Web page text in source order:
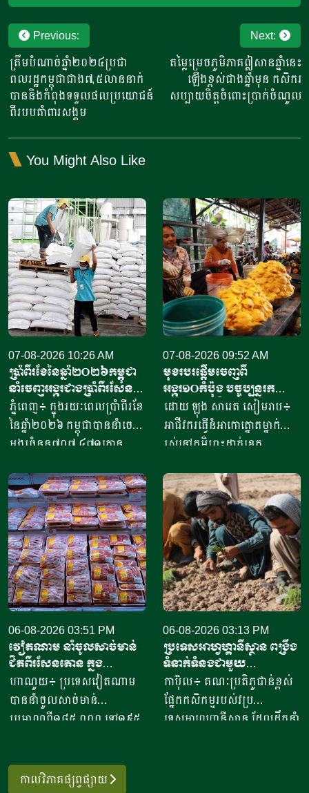
Post
navigation
Previous:
ត្រឹមបំណាច់ឆ្នាំ២០២៤ប្រជា
ពលរដ្ឋកម្ពុជាជាង៧,៥លាននាក់
បាននិងកំពុងទទួលផលប្រយោជន៍
ពីរបបគាំពារសង្គម
Next:
តម្លៃម្រេចភូមិភាគឦសានឆ្នាំនេះ
ឡើងខ្ពស់ជាងឆ្នាំមុន កសិករ
សប្បាយចិត្តចំពោះប្រាក់ចំណូល
You Might Also Like
07-08-2026 10:26 AM
ប្រាំពីរខែនៃឆ្នាំ​២០២៦កម្ពុជា
នាំចេញអង្ករជាងប្រាំពីរសែន​
តោន គិតជាទឹកប្រាក់​
ជាង៤១៥លានដុល្លារ
ភ្នំពេញ៖ ក្នុងរយៈពេលប្រាំពីរខែ
នៃឆ្នាំ២០២៦ កម្ពុជាបាននាំចេញ
អង្ករចំនួន៧០៧ ៤៧១តោន​
ចំនួន៦១ក្រុមហ៊ុន ដោយនាំ
ចេញទៅកាន់គោលដៅចំនួន៦៦
ដែលក្នុងនោះទៅកាន់បណ្តា
ប្រទេសនៅក្នុងតំបន់អឺរ៉ុប
ចំនួន៣៣ ​បានបរិមាណអង្ករ
ចំនួន២០៧ ១៥៧តោន គិតជា
ទឹកប្រាក់ចំនួន១៥៦,៤៥​លាន
ដុល្លារ។ ឧកញ៉ា ឡាយ ឈុនហួ
ប្រធានសហព័ន្ធស្រូវអង្ករកម្ពុជា
បានមានប្រសាសន៍ថា ការនាំ
ចេញអង្ករសម្រាប់ឆ្នាំ២០២៦នេះ
នឹងសម្រេចបានជោគជ័យតាម
ផែនការ ហើយ​មិនមានបញ្ហាអ្វី
ចោទនោះទេ ជាពិសេស ស្រប
រដ្ឋាភិបាល ដឹកនាំរបស់ស
07-08-2026 09:52 AM
មុខរបរផ្តើមចេញពី
អង្ករ១០កំប៉ុង​ បច្ចុប្បន្ន​រក
ចំណូលបាន​ជិត១០លានរៀល
ក្នុងមួយថ្ងៃ
ដោយ ឡុង សារេត​ សៀមរាប៖ ​
អាជីវករ​​ធ្វើនំអាកោត្នោត​ម្នាក់
រស់នៅភូមិព្រះដាក់ខេត្ត
ចាប់ផ្តើម​ដំបូង​ចេញពីអង្ករ​
១០កំប៉ុង ឬមានទម្ងន់​ប្រហែល​បី
គីឡូក្រាម រហូតមកដល់ឆ្នាំ​
២០២៦នេះ អាច​លក់នំបាន​ពី៤
០០០ ទៅ​៨០០០នំ​ គិតជាប្រាក់
ចំណូលសរុបបានពីបីលានដល់​
ប្រាំបីលានរៀល​ក្នុងមួយថ្ងៃ​។ អ្នក
ស្រី ថ្លុង ថាន ម្ចាស់ហាង​យីហោ
“អាកោត្នោតព្រះដាក់” នៅឃុំព្រះ
ដាក់​ ស្រុក​បន្ទាយស្រី ខេត្ត
សៀមរាប​ បានឱ្យដឹង​ថា មុខរបរ
ធ្វើនំអាកោត្នោត​លក់ជូនប្រជា
ពលរដ្ឋនិងភ្ញៀវទេសចរណ៍
អន្តរជាតិ​ ក្នុងពេលសព្វថ្ងៃនេះ
06-08-2026 03:51 PM
វៀតណាម នាំចូលសាច់មាន់
ជិតពីរសែនតោន ក្នុង
ឆមាសទី១ ដោយភាគច្រើននាំ
ចូលពីអាម៉េរិក
ហាណូយ៖ ប្រទេសវៀតណាម
បាននាំចូលសាច់មាន់
ប្រមាណពី១៨៥ ០០០ ទៅ១៩៥
នាំចូលពីសហរដ្ឋអាម៉េរិក មាន
06-08-2026 03:13 PM
ប្រទេសអាហ្វហ្គានីស្ថាន ពង្រឹង
ទំនាក់ទំនងជាមួយ
ប្រទេសម៉ុលដូវ៉ា ដើម្បីជំរុញ
កិច្ចសហប្រតិបត្តិការផ្នែក
វិទ្យាសាស្ត្រ និងកសិកម្ម
កាប៊ុល៖ គណៈប្រតិភូជាន់ខ្ពស់
ផ្នែកកសិកម្មរបស់វប្រ
ទេសអាហ្វហ្គានីស្ថាន ដែលដឹកនាំ
កាលវិភាគផ្សព្វផ្សាយ